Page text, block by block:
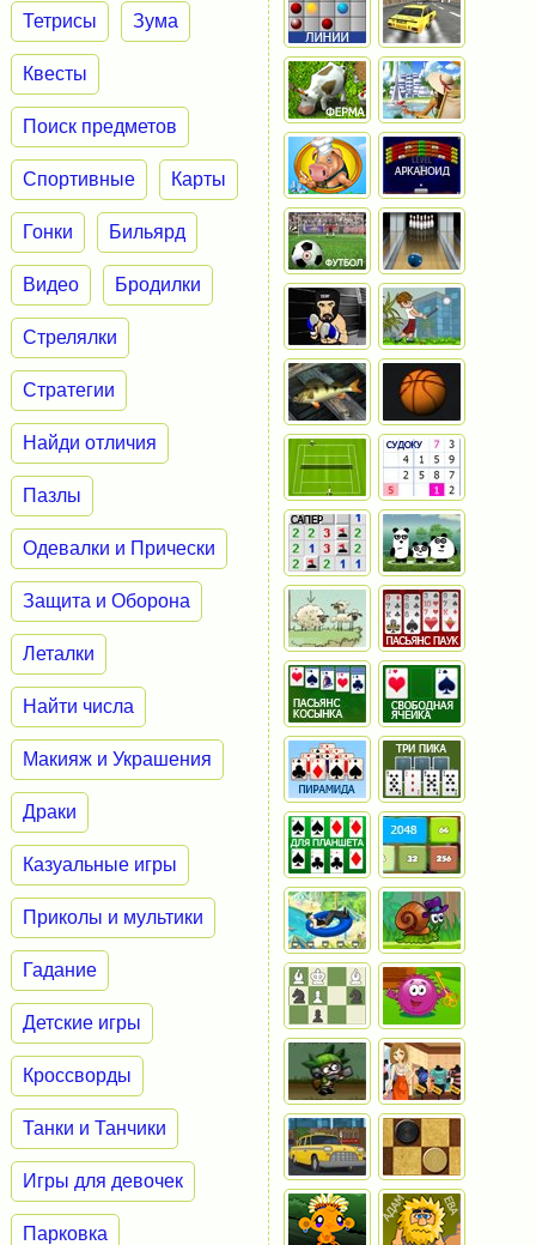
Тетрисы Зума
Квесты
Поиск предметов
Спортивные Карты
Гонки Бильярд
Видео Бродилки
Стрелялки
Стратегии
Найди отличия
Пазлы
Одевалки и Прически
Защита и Оборона
Леталки
Найти числа
Макияж и Украшения
Драки
Казуальные игры
Приколы и мультики
Гадание
Детские игры
Кроссворды
Танки и Танчики
Игры для девочек
Парковка